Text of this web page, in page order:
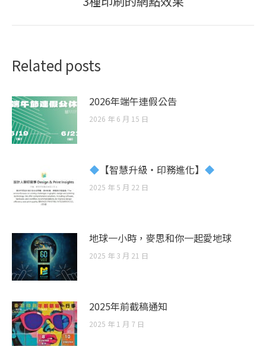
Related posts
2026年端午連假公告
2026 年 6 月 15 日
【智慧升級・印務進化】
2025 年 5 月 22 日
地球一小時，麥思和你一起愛地球
2025 年 3 月 21 日
2025年前截稿通知
2025 年 1 月 7 日